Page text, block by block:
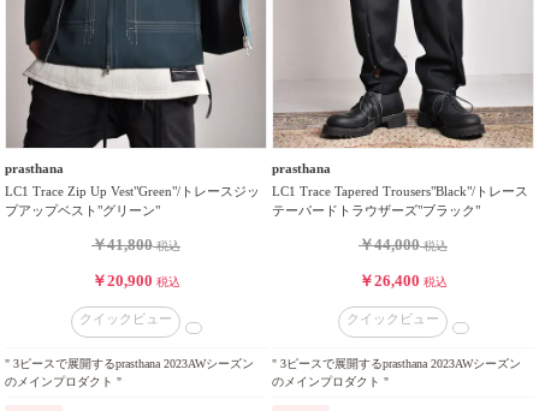
prasthana
LC1 Trace Zip Up Vest"Green"/トレースジッ
プアップベスト"グリーン"
￥41,800税込
￥20,900 税込
クイックビュー
" 3ピースで展開するprasthana 2023AWシーズン
のメインプロダクト "
prasthana
LC1 Trace Tapered Trousers"Black"/トレース
テーパードトラウザーズ"ブラック"
￥44,000税込
￥26,400 税込
クイックビュー
" 3ピースで展開するprasthana 2023AWシーズン
のメインプロダクト "